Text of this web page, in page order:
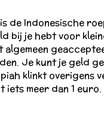
de Indonesische
bij je hebt voor
Je kunt je geld
klinkt overigens
iets meer dan 1 euro.